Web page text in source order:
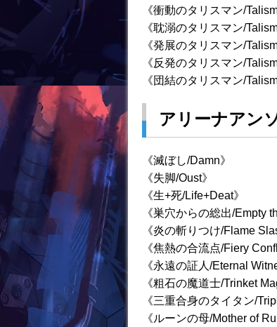
《衝動のタリスマン/
《耽溺のタリスマン/
《発展のタリスマン/
《反発のタリスマン/
《団結のタリスマン/
アリーナアン
《滅ぼし/Damn》
《失脚/Oust》
《生+死/Life+Deat》
《巣穴からの総出/Empty
《炎の斬りつけ/Flame
《焦熱の合流点/Fiery
《永遠の証人/Eternal
《粗石の魔道士/Trinket
《三重合身のタイタン/
《ルーンの母/Mother of